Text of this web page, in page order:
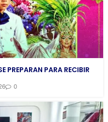
PREPARAN PARA RECIBIR
0